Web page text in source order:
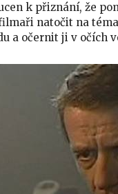
k přiznání, že
natočit na
a očernit ji v očích